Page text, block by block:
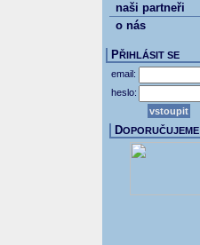
naši partneři
o nás
PŘIHLÁSIT SE
email:
heslo:
DOPORUČUJEME